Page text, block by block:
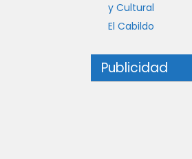
y Cultural
El Cabildo
Publicidad